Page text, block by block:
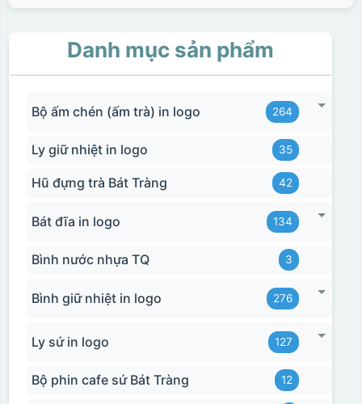
Danh mục sản phẩm
Bộ ấm chén (ấm trà) in logo 264
Ly giữ nhiệt in logo 35
Hũ đựng trà Bát Tràng 42
Bát đĩa in logo 134
Bình nước nhựa TQ 3
Bình giữ nhiệt in logo 276
Ly sứ in logo 127
Bộ phin cafe sứ Bát Tràng 12